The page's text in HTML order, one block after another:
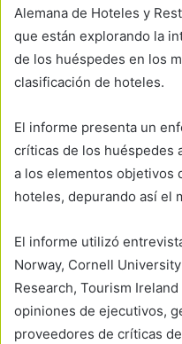
Alemana de Hoteles y
que están explorando la
de los huéspedes en los
clasificación de hoteles.
El informe presenta un
críticas de los huéspedes
a los elementos objetivos
hoteles, depurando así el
El informe utilizó
Norway, Cornell
Research, Tourism
opiniones de ejecutivos,
proveedores de críticas